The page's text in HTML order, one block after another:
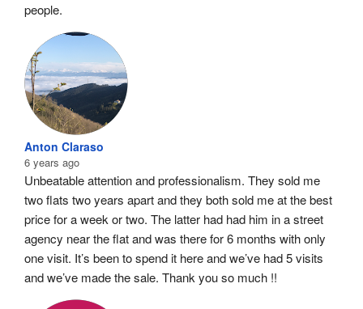
people.
Anton Claraso
6 years ago
Unbeatable attention and professionalism. They sold me
two flats two years apart and they both sold me at the best
price for a week or two. The latter had had him in a street
agency near the flat and was there for 6 months with only
one visit. It’s been to spend it here and we’ve had 5 visits
and we’ve made the sale. Thank you so much !!